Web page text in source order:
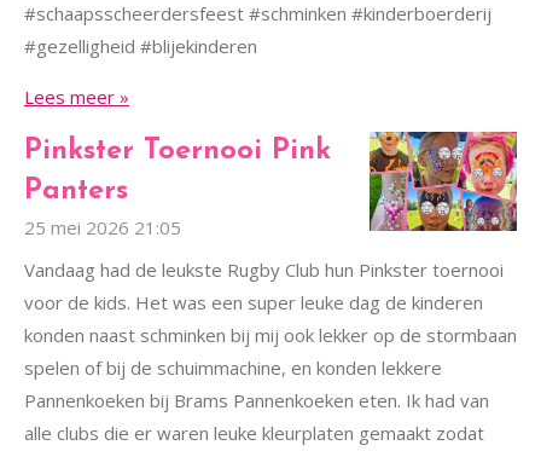
#schaapsscheerdersfeest #schminken #kinderboerderij
#gezelligheid #blijekinderen
Lees meer »
Pinkster Toernooi Pink
Panters
25 mei 2026 21:05
Vandaag had de leukste Rugby Club hun Pinkster toernooi
voor de kids. Het was een super leuke dag de kinderen
konden naast schminken bij mij ook lekker op de stormbaan
spelen of bij de schuimmachine, en konden lekkere
Pannenkoeken bij Brams Pannenkoeken eten. Ik had van
alle clubs die er waren leuke kleurplaten gemaakt zodat